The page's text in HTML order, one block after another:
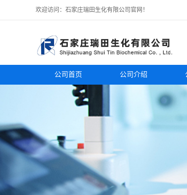
欢迎访问：石家庄瑞田生化有限公司官网！
公司首页 公司介绍